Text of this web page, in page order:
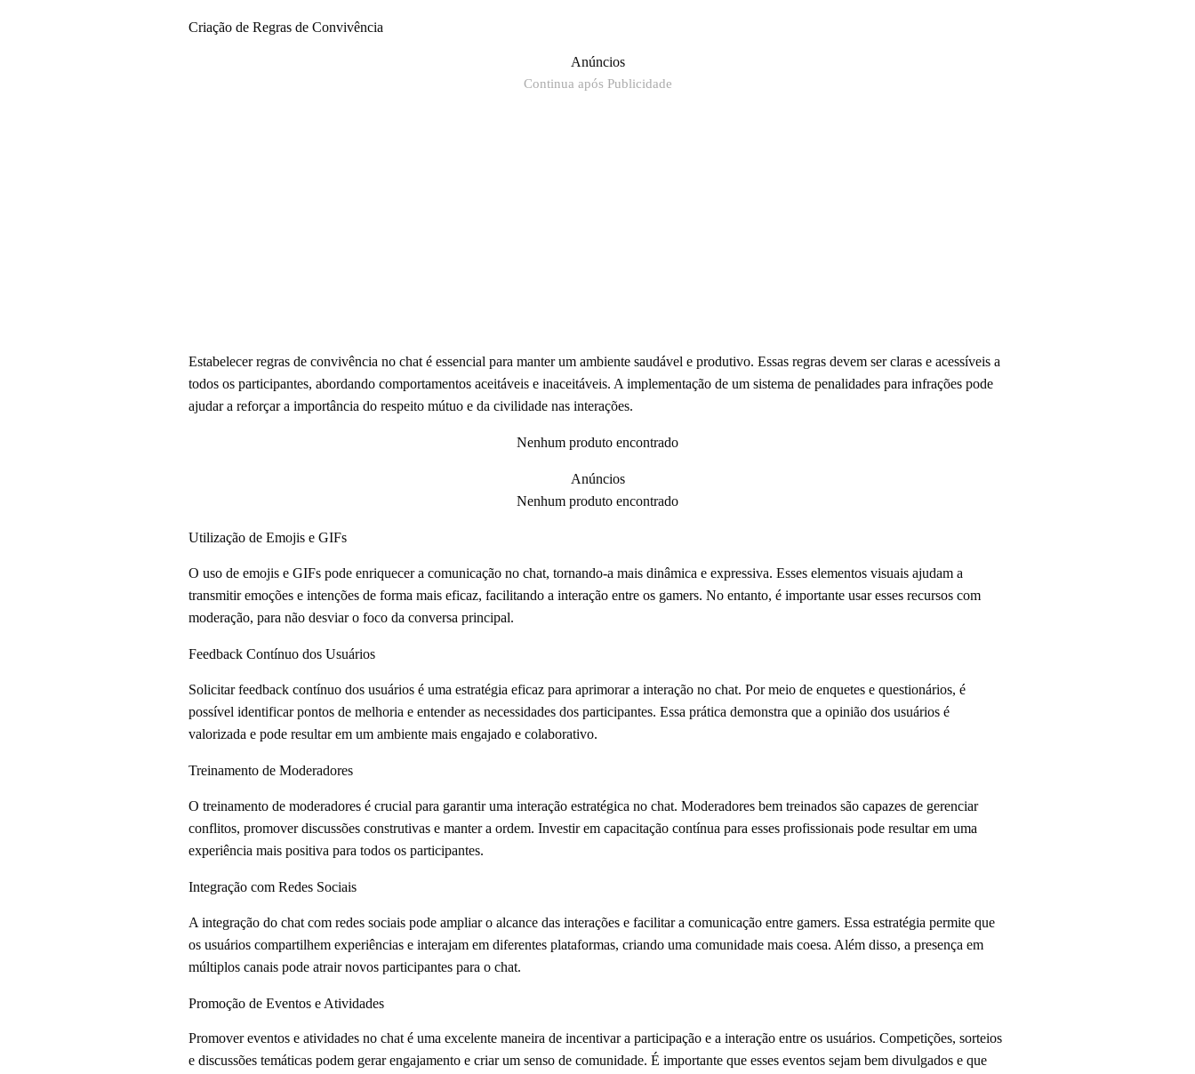
Criação de Regras de Convivência
Anúncios
Continua após Publicidade
Estabelecer regras de convivência no chat é essencial para manter um ambiente saudável e produtivo. Essas regras devem ser claras e acessíveis a
todos os participantes, abordando comportamentos aceitáveis e inaceitáveis. A implementação de um sistema de penalidades para infrações pode
ajudar a reforçar a importância do respeito mútuo e da civilidade nas interações.
Nenhum produto encontrado
Anúncios
Nenhum produto encontrado
Utilização de Emojis e GIFs
O uso de emojis e GIFs pode enriquecer a comunicação no chat, tornando-a mais dinâmica e expressiva. Esses elementos visuais ajudam a
transmitir emoções e intenções de forma mais eficaz, facilitando a interação entre os gamers. No entanto, é importante usar esses recursos com
moderação, para não desviar o foco da conversa principal.
Feedback Contínuo dos Usuários
Solicitar feedback contínuo dos usuários é uma estratégia eficaz para aprimorar a interação no chat. Por meio de enquetes e questionários, é
possível identificar pontos de melhoria e entender as necessidades dos participantes. Essa prática demonstra que a opinião dos usuários é
valorizada e pode resultar em um ambiente mais engajado e colaborativo.
Treinamento de Moderadores
O treinamento de moderadores é crucial para garantir uma interação estratégica no chat. Moderadores bem treinados são capazes de gerenciar
conflitos, promover discussões construtivas e manter a ordem. Investir em capacitação contínua para esses profissionais pode resultar em uma
experiência mais positiva para todos os participantes.
Integração com Redes Sociais
A integração do chat com redes sociais pode ampliar o alcance das interações e facilitar a comunicação entre gamers. Essa estratégia permite que
os usuários compartilhem experiências e interajam em diferentes plataformas, criando uma comunidade mais coesa. Além disso, a presença em
múltiplos canais pode atrair novos participantes para o chat.
Promoção de Eventos e Atividades
Promover eventos e atividades no chat é uma excelente maneira de incentivar a participação e a interação entre os usuários. Competições, sorteios
e discussões temáticas podem gerar engajamento e criar um senso de comunidade. É importante que esses eventos sejam bem divulgados e que